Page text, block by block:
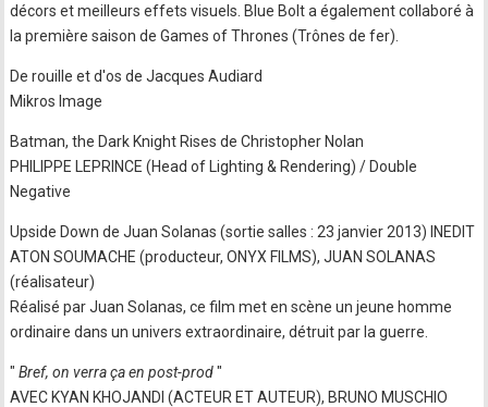
décors et meilleurs effets visuels. Blue Bolt a également collaboré à
la première saison de Games of Thrones (Trônes de fer).
De rouille et d'os de Jacques Audiard
Mikros Image
Batman, the Dark Knight Rises de Christopher Nolan
PHILIPPE LEPRINCE (Head of Lighting & Rendering) / Double
Negative
Upside Down de Juan Solanas (sortie salles : 23 janvier 2013) INEDIT
ATON SOUMACHE (producteur, ONYX FILMS), JUAN SOLANAS
(réalisateur)
Réalisé par Juan Solanas, ce film met en scène un jeune homme
ordinaire dans un univers extraordinaire, détruit par la guerre.
" Bref, on verra ça en post-prod"
AVEC KYAN KHOJANDI (ACTEUR ET AUTEUR), BRUNO MUSCHIO